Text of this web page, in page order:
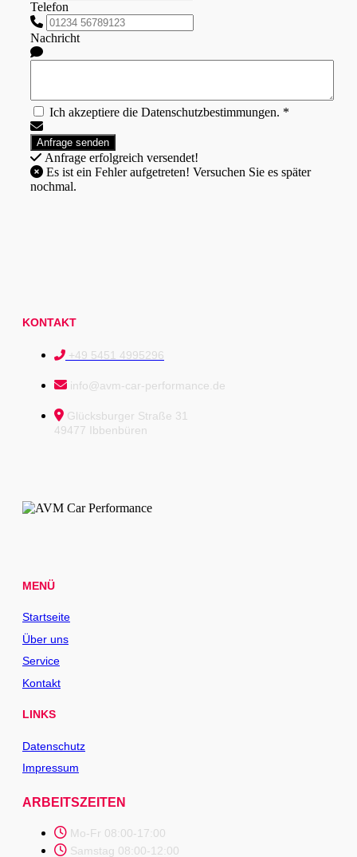
Telefon
Nachricht
Ich akzeptiere die Datenschutzbestimmungen. *
Anfrage erfolgreich versendet!
nochmal.
KONTAKT
+49 5451 4995296
info@avm-car-performance.de
Glücksburger Straße 31
49477 Ibbenbüren
MENÜ
Startseite
Über uns
Service
Kontakt
LINKS
Datenschutz
Impressum
ARBEITSZEITEN
Mo-Fr 08:00-17:00
Samstag 08:00-12:00